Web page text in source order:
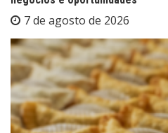
7 de agosto de 2026